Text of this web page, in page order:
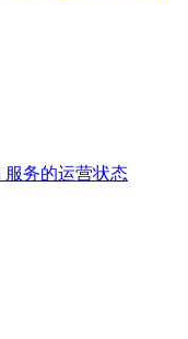
服务的运营状态